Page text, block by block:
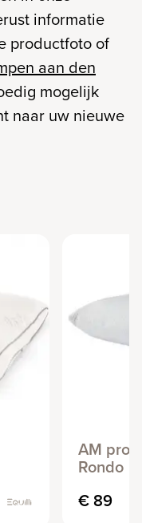
informatie
productfoto of
aan den
mogelijk
naar uw nieuwe
AM
Rondo
€ 89